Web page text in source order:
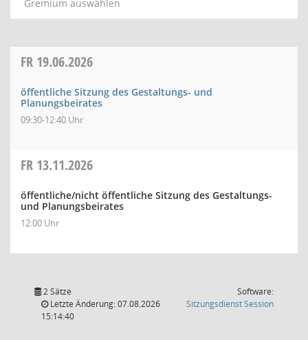
Gremium auswählen
FR 19.06.2026
öffentliche Sitzung des Gestaltungs- und
Planungsbeirates
09:30-12:40 Uhr
FR 13.11.2026
öffentliche/nicht öffentliche Sitzung des Gestaltungs-
und Planungsbeirates
12:00 Uhr
2 Sätze
Letzte Änderung: 07.08.2026
15:14:40
Software:
SitzungsdienstSession(Wird in